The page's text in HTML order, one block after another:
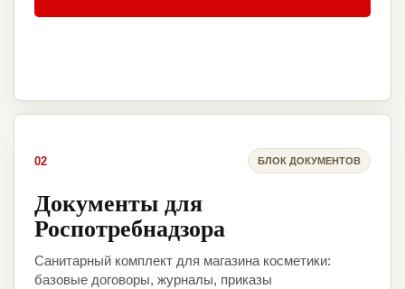
02 БЛОК ДОКУМЕНТОВ
Документы для
Роспотребнадзора
Санитарный комплект для магазина косметики:
базовые договоры, журналы, приказы